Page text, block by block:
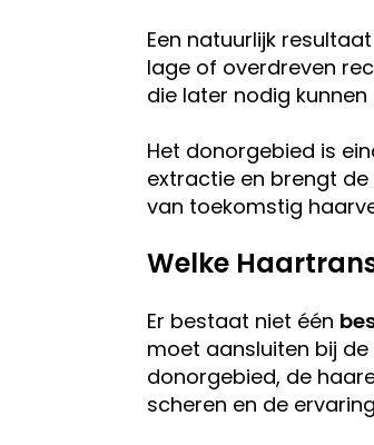
Een natuurlijk
lage of overdreven
die later nodig
Het donorgebied is
extractie en brengt
van toekomstig
Welke
Er bestaat niet één
moet aansluiten bij
donorgebied, de
scheren en de